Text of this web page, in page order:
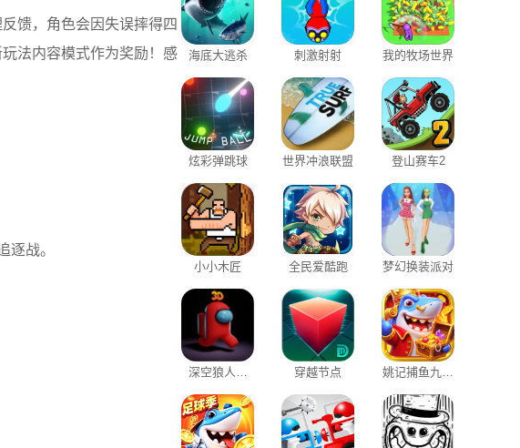
馈，角色会因失误摔得四
法内容模式作为奖励！感
逐战。
海底大逃杀 刺激射射 我的牧场世界
炫彩弹跳球 世界冲浪联盟 登山赛车2
小小木匠 全民爱酷跑 梦幻换装派对
深空狼人杀
3D
穿越节点
姚记捕鱼九游
版本